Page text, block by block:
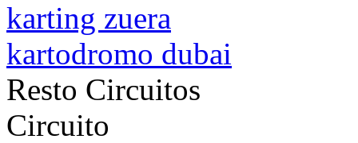
karting zuera
kartodromo dubai
Resto Circuitos
Circuito